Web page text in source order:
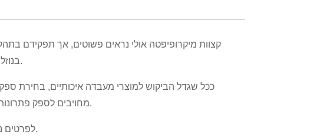
קצוות מיקרופיפטה אולי נראים פשוטים, אך תפקידם
בנוזלים ומונעים זיהום, ומבטיחים תוצאות אמינות וניתנות לשחזור.
ככל שגדל הביקוש למוצרי מעבדה איכותיים, בחירת
מחויבים לספק פתרונות חדשניים המעצימים מעבדות להצטיין במאמציהן המדעיים.
לפרטים.